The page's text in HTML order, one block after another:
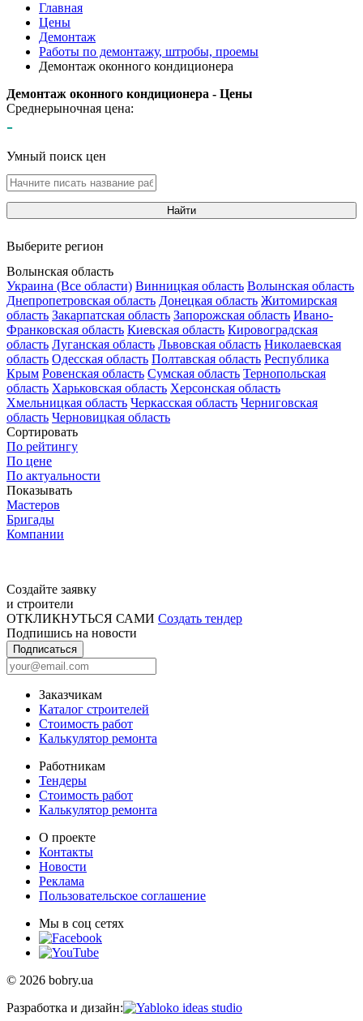
Главная
Цены
Демонтаж
Работы по демонтажу, штробы, проемы
Демонтаж оконного кондиционера
Демонтаж оконного кондиционера - Цены
Среднерыночная цена:
-
Умный поиск цен
Найти
Выберите регион
Волынская область
Украина (Все области) Винницкая область Волынская область
Днепропетровская область Донецкая область Житомирская
область Закарпатская область Запорожская область Ивано-
Франковская область Киевская область Кировоградская
область Луганская область Львовская область Николаевская
область Одесская область Полтавская область Республика
Крым Ровенская область Сумская область Тернопольская
область Харьковская область Херсонская область
Хмельницкая область Черкасская область Черниговская
область Черновицкая область
Сортировать
По рейтингу
По цене
По актуальности
Показывать
Мастеров
Бригады
Компании
Создайте заявку
и строители
ОТКЛИКНУТЬСЯ САМИ Создать тендер
Подпишись на новости
Подписаться
Заказчикам
Каталог строителей
Стоимость работ
Калькулятор ремонта
Работникам
Тендеры
Стоимость работ
Калькулятор ремонта
О проекте
Контакты
Новости
Реклама
Пользовательское соглашение
Мы в соц сетях
© 2026 bobry.ua
Разработка и дизайн: